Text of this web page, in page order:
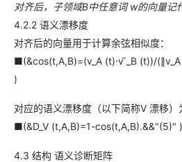
对齐后，子领域B中任意词 w的向量记
4.2.2 语义漂移度
对齐后的向量用于计算余弦相似度：
■(&cos⁡(t,A,B)=(v_A (t)⋅v ̃_B (t))/
)
对应的语义漂移度（以下简称V 漂移）
■(&D_V (t,A,B)=1-cos⁡(t,A,B).&&"(5)" )
4.3 结构 语义诊断矩阵